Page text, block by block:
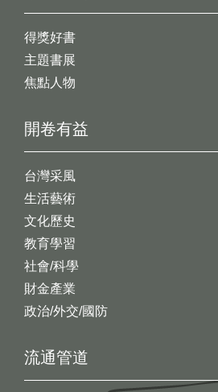
開卷有益
台灣采風
生活藝術
文化歷史
教育學習
社會/科學
財金產業
政治/外交/國防
得獎好書
主題書展
焦點人物
流通管道